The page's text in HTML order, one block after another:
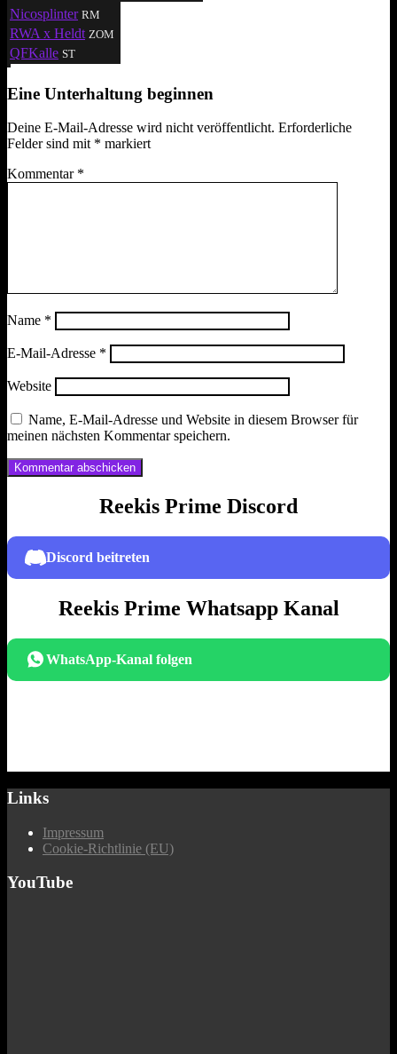
Nicosplinter RM
RWA x Heldt ZOM
QFKalle ST
Eine Unterhaltung beginnen
Deine E-Mail-Adresse wird nicht veröffentlicht. Erforderliche
Felder sind mit * markiert
Kommentar *
Name *
E-Mail-Adresse *
Website
Name, E-Mail-Adresse und Website in diesem Browser für
meinen nächsten Kommentar speichern.
Reekis Prime Discord
Discord beitreten
Reekis Prime Whatsapp Kanal
WhatsApp-Kanal folgen
Links
Impressum
Cookie-Richtlinie (EU)
YouTube